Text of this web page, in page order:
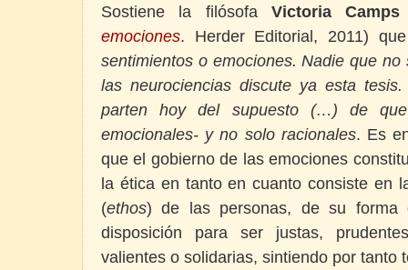
Sostiene la filósofa Victoria Camps
emociones. Herder Editorial, 2011)
sentimientos o emociones. Nadie que
las neurociencias discute ya esta
parten hoy del supuesto (…) de
emocionales- y no solo racionales. Es
que el gobierno de las emociones
la ética en tanto en cuanto consiste en
(ethos) de las personas, de su
disposición para ser justas,
valientes o solidarias, sintiendo por tanto